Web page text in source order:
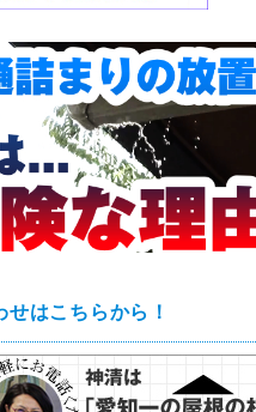
せはこちらから！